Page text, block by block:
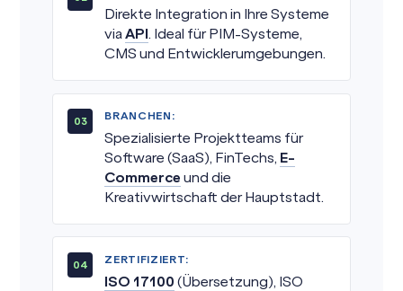
Direkte Integration in Ihre Systeme
viaAPI. Ideal für PIM-Systeme,
CMS und Entwicklerumgebungen.
BRANCHEN:
Spezialisierte Projektteams für
Software (SaaS), FinTechs, E-
Commerce und die
Kreativwirtschaft der Hauptstadt.
ZERTIFIZIERT:
ISO 17100 (Übersetzung), ISO